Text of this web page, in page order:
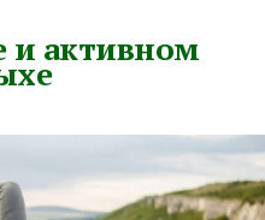
и активном